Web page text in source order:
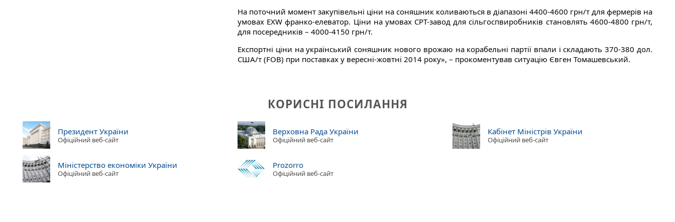
На поточний момент закупівельні ціни на соняшник коливаються в діапазоні 4400-4600 грн/т для фермерів на
умовах EXW франко-елеватор. Ціни на умовах CPT-завод для сільгоспвиробників становлять 4600-4800 грн/т,
для посередників – 4000-4150 грн/т.
Експортні ціни на український соняшник нового врожаю на корабельні партії впали і складають 370-380 дол.
США/т (FOB) при поставках у вересні-жовтні 2014 року», – прокоментував ситуацію Євген Томашевський.
КОРИСНІ ПОСИЛАННЯ
Президент України
Офіційний веб-сайт
Верховна Рада України
Офіційний веб-сайт
Кабінет Міністрів України
Офіційний веб-сайт
Міністерство економіки України
Офіційний веб-сайт
Prozorro
Офіційний веб-сайт